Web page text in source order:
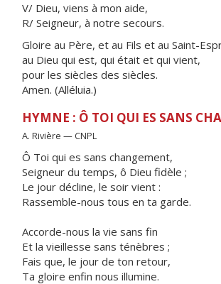
V/ Dieu, viens à mon aide,
R/ Seigneur, à notre secours.
Gloire au Père, et au Fils et au Saint-
au Dieu qui est, qui était et qui vient,
pour les siècles des siècles.
Amen. (Alléluia.)
HYMNE : Ô TOI QUI ES SANS
A. Rivière — CNPL
Ô Toi qui es sans changement,
Seigneur du temps, ô Dieu fidèle ;
Le jour décline, le soir vient :
Rassemble-nous tous en ta garde.
Accorde-nous la vie sans fin
Et la vieillesse sans ténèbres ;
Fais que, le jour de ton retour,
Ta gloire enfin nous illumine.